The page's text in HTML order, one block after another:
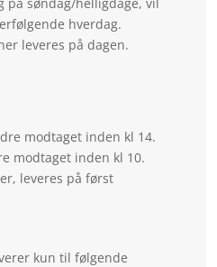
hverdag.
leveres på dagen.
modtaget inden kl 14.
modtaget inden kl 10.
leveres på først
kun til følgende